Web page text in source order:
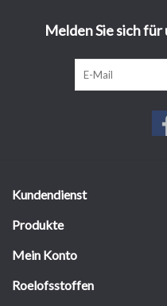
Melden Sie sich
Kundendienst
Produkte
Mein Konto
Roelofsstoffen